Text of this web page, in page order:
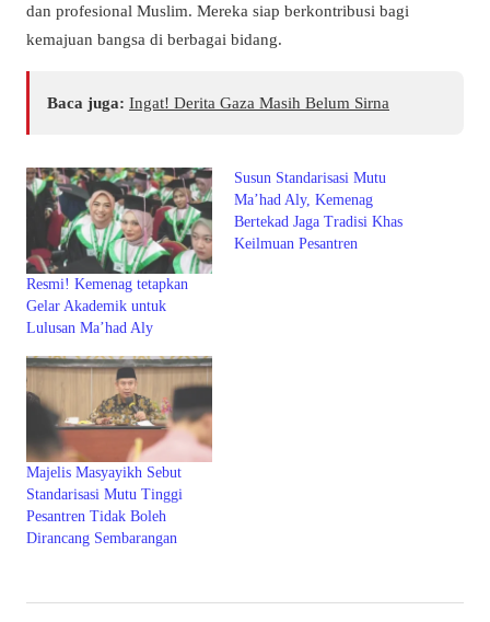
dan profesional Muslim. Mereka siap berkontribusi bagi
kemajuan bangsa di berbagai bidang.
Baca juga: Ingat! Derita Gaza Masih Belum Sirna
Resmi! Kemenag tetapkan
Gelar Akademik untuk
Lulusan Ma’had Aly
Susun Standarisasi Mutu
Ma’had Aly, Kemenag
Bertekad Jaga Tradisi Khas
Keilmuan Pesantren
Majelis Masyayikh Sebut
Standarisasi Mutu Tinggi
Pesantren Tidak Boleh
Dirancang Sembarangan